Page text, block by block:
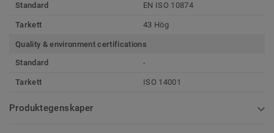
Standard
EN ISO 10874
Tarkett 43 Hög
Quality & environment certifications
Standard
-
Tarkett ISO 14001
Produktegenskaper